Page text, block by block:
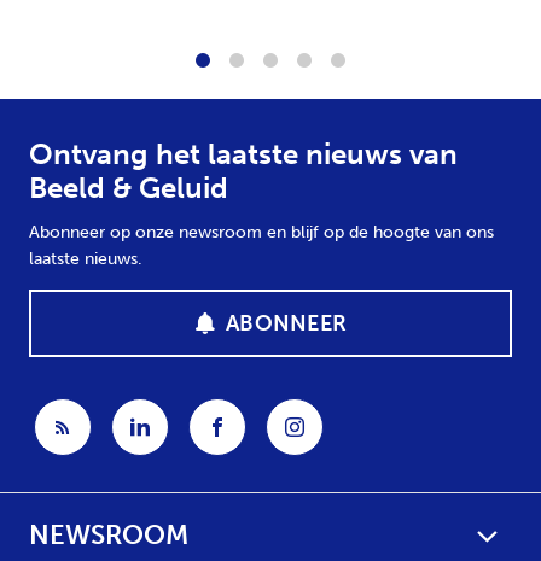
Ontvang het laatste nieuws van
Beeld & Geluid
Abonneer op onze newsroom en blijf op de hoogte van ons
laatste nieuws.
ABONNEER
NEWSROOM